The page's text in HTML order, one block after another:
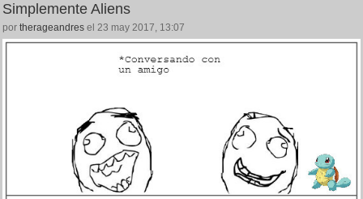
Simplemente Aliens
por therageandres el 23 may 2017, 13:07